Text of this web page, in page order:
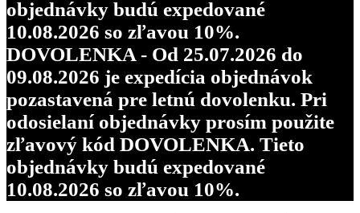
objednávky budú expedované
10.08.2026 so zľavou 10%.
DOVOLENKA - Od 25.07.2026 do
09.08.2026 je expedícia objednávok
pozastavená pre letnú dovolenku. Pri
odosielaní objednávky prosím použite
zľavový kód DOVOLENKA. Tieto
objednávky budú expedované
10.08.2026 so zľavou 10%.